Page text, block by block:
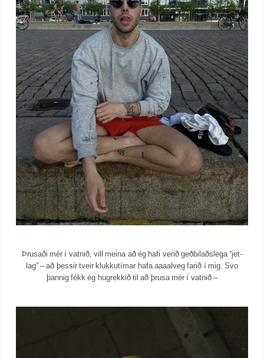
Þrusaði mér í vatnið, vill meina að ég hafi verið geðbilaðslega “jet-
lag” – að þessir tveir klukkutímar hafa aaaalveg farið í mig. Svo
þannig fékk ég hugrekkið til að þrusa mér í vatnið –